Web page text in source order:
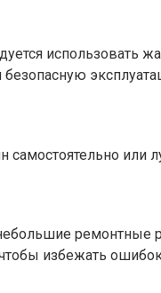
использовать
или
избежать